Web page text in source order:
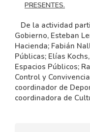
PRESENTES.
De la actividad
Gobierno, Esteban
Hacienda; Fabián
Públicas; Elías
Espacios Públicos;
Control y
coordinador de
coordinadora de